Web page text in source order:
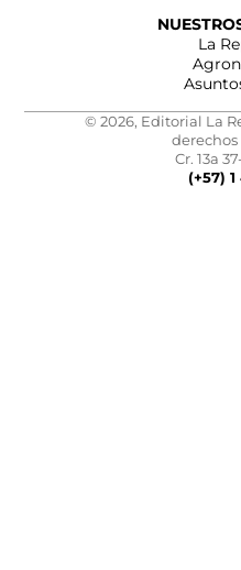
La
© 2026, Editorial La
derechos
Cr. 13a
(+57)